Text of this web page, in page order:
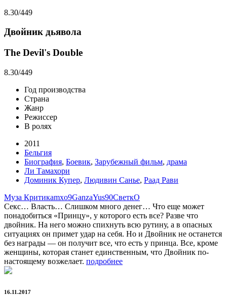
8.30/449
Двойник дьявола
The Devil's Double
8.30/449
Год производства
Страна
Жанр
Режиссер
В ролях
2011
Бельгия
Биография, Боевик, Зарубежный фильм, драма
Ли Тамахори
Доминик Купер, Людивин Санье, Раад Рави
Муза Критикаmxo9GanzaYus90СветкО
Секс… Власть… Слишком много денег… Что еще может
понадобиться «Принцу», у которого есть все? Разве что
двойник. На него можно спихнуть всю рутину, а в опасных
ситуациях он примет удар на себя. Но и Двойник не останется
без награды — он получит все, что есть у принца. Все, кроме
женщины, которая станет единственным, что Двойник по-
настоящему возжелает. подробнее
16.11.2017